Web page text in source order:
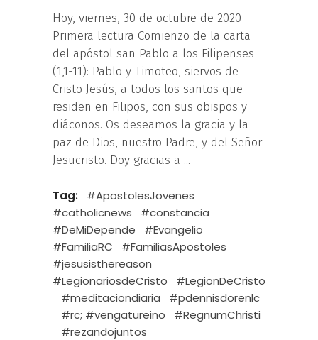
Hoy, viernes, 30 de octubre de 2020
Primera lectura Comienzo de la carta
del apóstol san Pablo a los Filipenses
(1,1-11): Pablo y Timoteo, siervos de
Cristo Jesús, a todos los santos que
residen en Filipos, con sus obispos y
diáconos. Os deseamos la gracia y la
paz de Dios, nuestro Padre, y del Señor
Jesucristo. Doy gracias a
Tag:
#ApostolesJovenes
#catholicnews
#constancia
#DeMiDepende
#Evangelio
#FamiliaRC
#FamiliasApostoles
#jesusisthereason
#LegionariosdeCristo
#LegionDeCristo
#meditaciondiaria
#pdennisdorenlc
#rc; #vengatureino
#RegnumChristi
#rezandojuntos